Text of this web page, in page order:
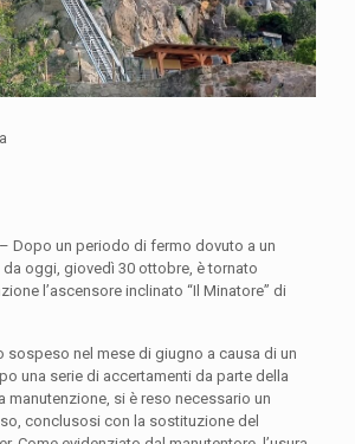
– Dopo un periodo di fermo dovuto a un
oggi, giovedì 30 ottobre, è tornato
l’ascensore inclinato “Il Minatore” di
sospeso nel mese di giugno a causa di un
una serie di accertamenti da parte della
manutenzione, si è reso necessario un
conclusosi con la sostituzione del